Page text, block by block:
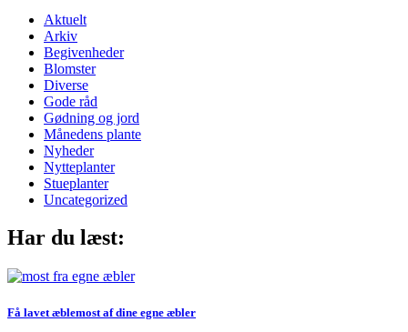
Aktuelt
Arkiv
Begivenheder
Blomster
Diverse
Gode råd
Gødning og jord
Månedens plante
Nyheder
Nytteplanter
Stueplanter
Uncategorized
Har du læst:
Få lavet æblemost af dine egne æbler